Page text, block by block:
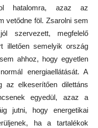
hatalomra, azaz az
vetődne föl. Zsarolni sem
szervezett, megfelelő
illetően semelyik ország
ahhoz, hogy egyetlen
energiaellátását. A
az elkeserítően dilettáns
egyedül, azaz a
jutni, hogy energetikai
ha a tartalékok